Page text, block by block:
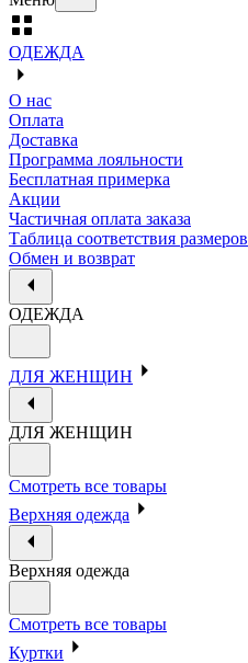
ОДЕЖДА
О нас
Оплата
Доставка
Программа лояльности
Бесплатная примерка
Акции
Частичная оплата заказа
Таблица соответствия размеров
Обмен и возврат
ОДЕЖДА
ДЛЯ ЖЕНЩИН
ДЛЯ ЖЕНЩИН
Смотреть все товары
Верхняя одежда
Верхняя одежда
Смотреть все товары
Куртки